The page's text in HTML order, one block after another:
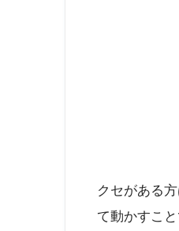
クセがある
て動かすこ